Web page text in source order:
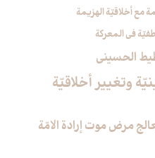
مع أخلاقيّة الهزيمة
في المعركة
الحسيني
وتغيير أخلاقيّة
مرض موت إرادة الامّة